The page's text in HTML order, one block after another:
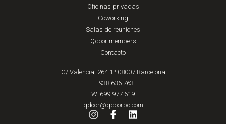
Oficinas privadas
Coworking
Salas de reuniones
Qdoor members
Contacto
C/ Valencia, 264 1º 08007 Barcelona
T .938 636 763
W. 699 977 619
qdoor@qdoorbc.com